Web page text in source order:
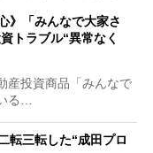
》「みんなで大家さ
トラブル“異常なく
産投資商品「みんなで
る…
転三転した“成田プロ